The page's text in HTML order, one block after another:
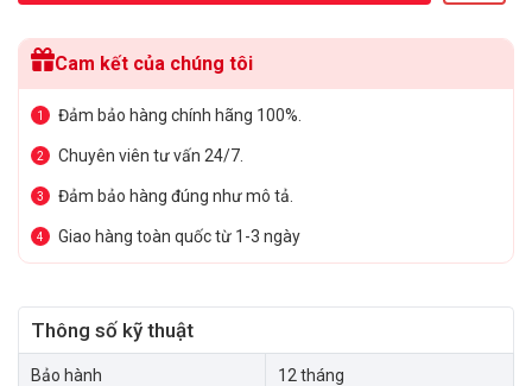
Cam kết của chúng tôi
1 Đảm bảo hàng chính hãng 100%.
2 Chuyên viên tư vấn 24/7.
3 Đảm bảo hàng đúng như mô tả.
4 Giao hàng toàn quốc từ 1-3 ngày
Thông số kỹ thuật
Bảo hành 12 tháng